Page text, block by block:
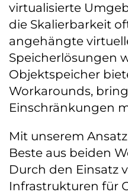
virtualisierte
die Skalierbarkeit
angehängte
Speicherlösungen
Objektspeicher
Workarounds,
Einschränkungen
Mit unserem
Beste aus beiden
Durch den Einsatz
Infrastrukturen für